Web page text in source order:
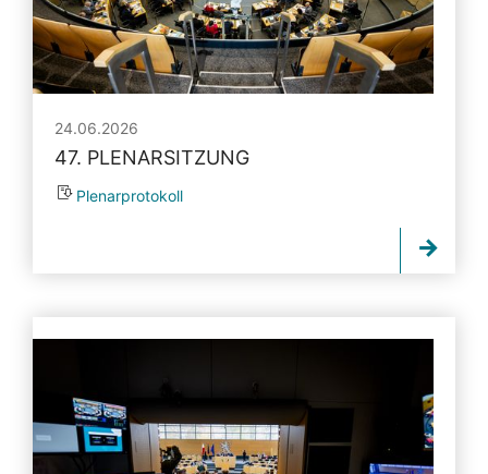
24.06.2026
47. PLENARSITZUNG
Plenarprotokoll